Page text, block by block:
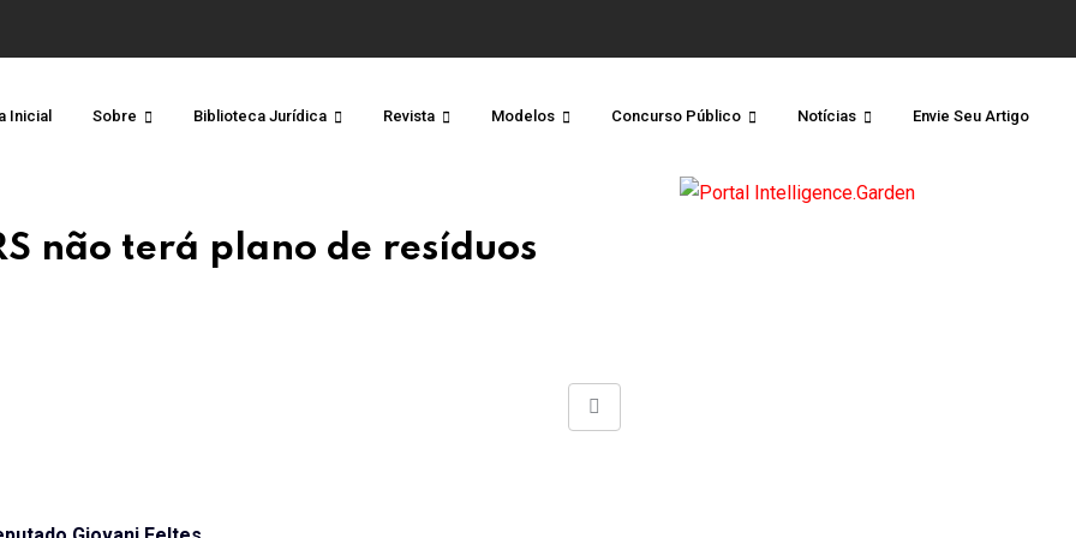
Inicial Sobre Biblioteca Jurídica Revista Modelos Concurso Público Notícias Envie Seu Artigo
não terá plano de resíduos
Share